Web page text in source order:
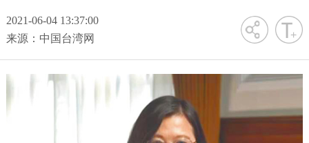
2021-06-04 13:37:00
来源：中国台湾网
字号